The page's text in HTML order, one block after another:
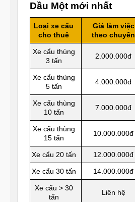
Dầu Một mới nhất
Loại xe cẩu
cho thuê
Giá làm việc
theo chuyến
Xe cẩu thùng
3 tấn
2.000.000đ
Xe cẩu thùng
5 tấn
4.000.000đ
Xe cẩu thùng
10 tấn
7.000.000đ
Xe cẩu thùng
15 tấn
10.000.000đ
Xe cẩu 20 tấn 12.000.000đ
Xe cẩu 30 tấn 14.000.000đ
Xe cẩu > 30
tấn
Liên hệ